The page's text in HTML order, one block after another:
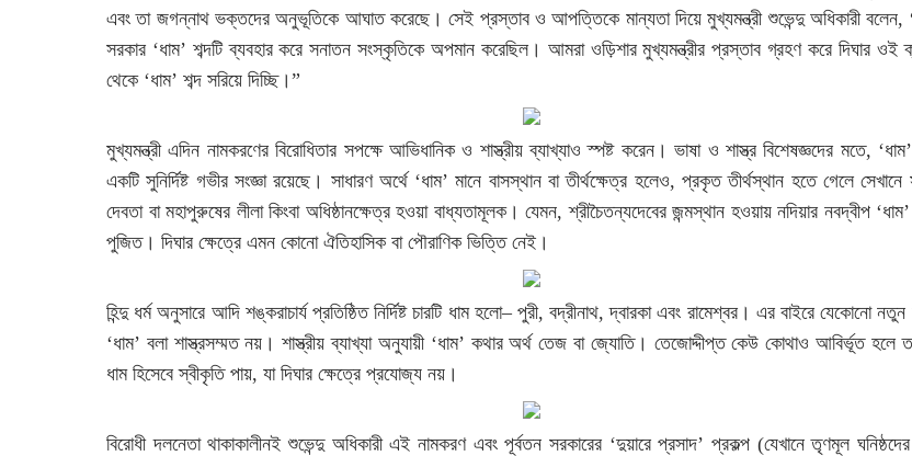
এবং তা জগন্নাথ ভক্তদের অনুভূতিকে আঘাত করেছে। সেই প্রস্তাব ও আপত্তিকে মান্যতা দিয়ে মুখ্যমন্ত্রী শুভেন্দু অধিকারী
সরকার ‘ধাম’ শব্দটি ব্যবহার করে সনাতন সংস্কৃতিকে অপমান করেছিল। আমরা ওড়িশার মুখ্যমন্ত্রীর প্রস্তাব গ্রহণ করে দিঘার ওই
থেকে ‘ধাম’ শব্দ সরিয়ে দিচ্ছি।”
মুখ্যমন্ত্রী এদিন নামকরণের বিরোধিতার সপক্ষে আভিধানিক ও শাস্ত্রীয় ব্যাখ্যাও স্পষ্ট করেন। ভাষা ও শাস্ত্র বিশেষজ্ঞদের মতে, ‘ধাম’
একটি সুনির্দিষ্ট গভীর সংজ্ঞা রয়েছে। সাধারণ অর্থে ‘ধাম’ মানে বাসস্থান বা তীর্থক্ষেত্র হলেও, প্রকৃত তীর্থস্থান হতে গেলে সেখানে
দেবতা বা মহাপুরুষের লীলা কিংবা অধিষ্ঠানক্ষেত্র হওয়া বাধ্যতামূলক। যেমন, শ্রীচৈতন্যদেবের জন্মস্থান হওয়ায় নদিয়ার নবদ্বীপ ‘ধাম’
পুজিত। দিঘার ক্ষেত্রে এমন কোনো ঐতিহাসিক বা পৌরাণিক ভিত্তি নেই।
হিন্দু ধর্ম অনুসারে আদি শঙ্করাচার্য প্রতিষ্ঠিত নির্দিষ্ট চারটি ধাম হলো– পুরী, বদ্রীনাথ, দ্বারকা এবং রামেশ্বর। এর বাইরে যেকোনো নতুন
‘ধাম’ বলা শাস্ত্রসম্মত নয়। শাস্ত্রীয় ব্যাখ্যা অনুযায়ী ‘ধাম’ কথার অর্থ তেজ বা জ্যোতি। তেজোদ্দীপ্ত কেউ কোথাও আবির্ভূত হলে
ধাম হিসেবে স্বীকৃতি পায়, যা দিঘার ক্ষেত্রে প্রযোজ্য নয়।
বিরোধী দলনেতা থাকাকালীনই শুভেন্দু অধিকারী এই নামকরণ এবং পূর্বতন সরকারের ‘দুয়ারে প্রসাদ’ প্রকল্প (যেখানে তৃণমূল